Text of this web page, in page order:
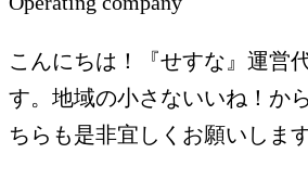
こんにちは！『せすな』運営
す。地域の小さないいね！か
ちらも是非宜しくお願いします